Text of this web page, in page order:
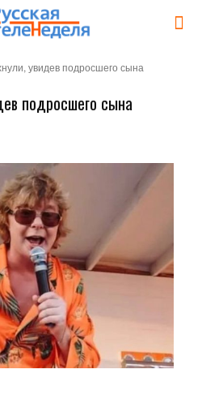
увидев подросшего сына
подросшего сына